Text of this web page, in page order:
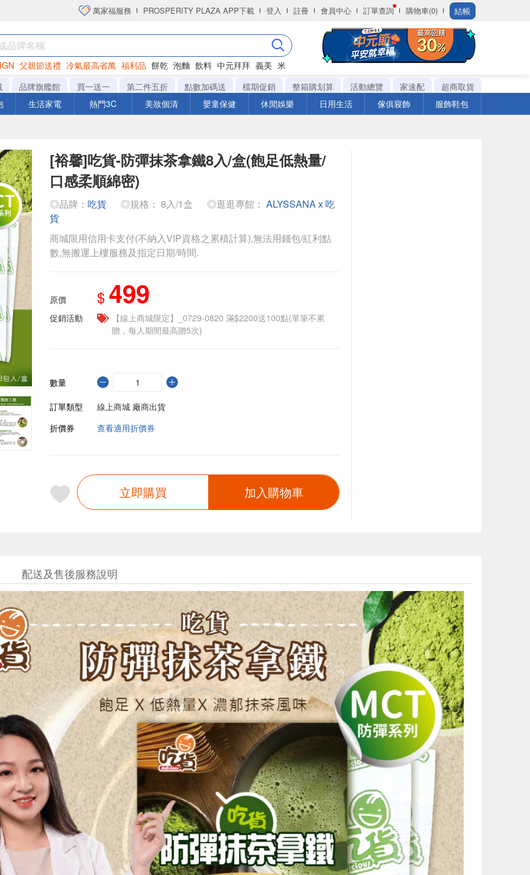
萬家福服務 PROSPERITY PLAZA APP下載 登入 註冊 會員中心 訂單查詢 購物車(0) 結帳
父親節送禮 冷氣最高省萬 福利品 餅乾 泡麵 飲料 中元拜拜 義美 米
洋芋片
品牌旗艦館 買一送一 第二件五折 點數加碼送 檔期促銷 整箱購划算 活動總覽 家速配
超商取貨
生活家電 熱門3C 美妝個清 嬰童保健 休閒娛樂 日用生活 傢俱寢飾 服飾鞋包
[裕馨]吃貨-防彈抹茶拿鐵8入/盒(飽足低熱量/
口感柔順綿密)
◎品牌： 吃貨 ◎規格： 8入/1盒 ◎逛逛專館： ALYSSANA x 吃
貨
商城限用信用卡支付(不納入VIP資格之累積計算),無法用錢包/紅利點
數,無搬運上樓服務及指定日期/時間.
原價 $ 499
促銷活動
【線上商城限定】_0729-0820 滿$2200送100點(單筆不累
贈，每人期間最高贈5次)
數量
訂單類型
線上商城 廠商出貨
折價券
查看適用折價券
立即購買 加入購物車
配送及售後服務說明